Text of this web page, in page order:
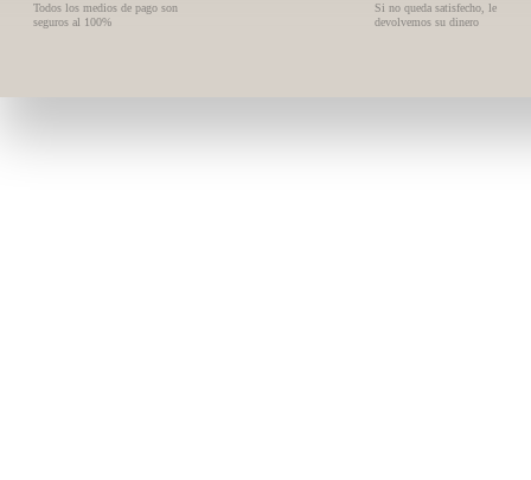
Todos los medios de pago son
seguros al 100%
Si no queda satisfecho, le
devolvemos su dinero